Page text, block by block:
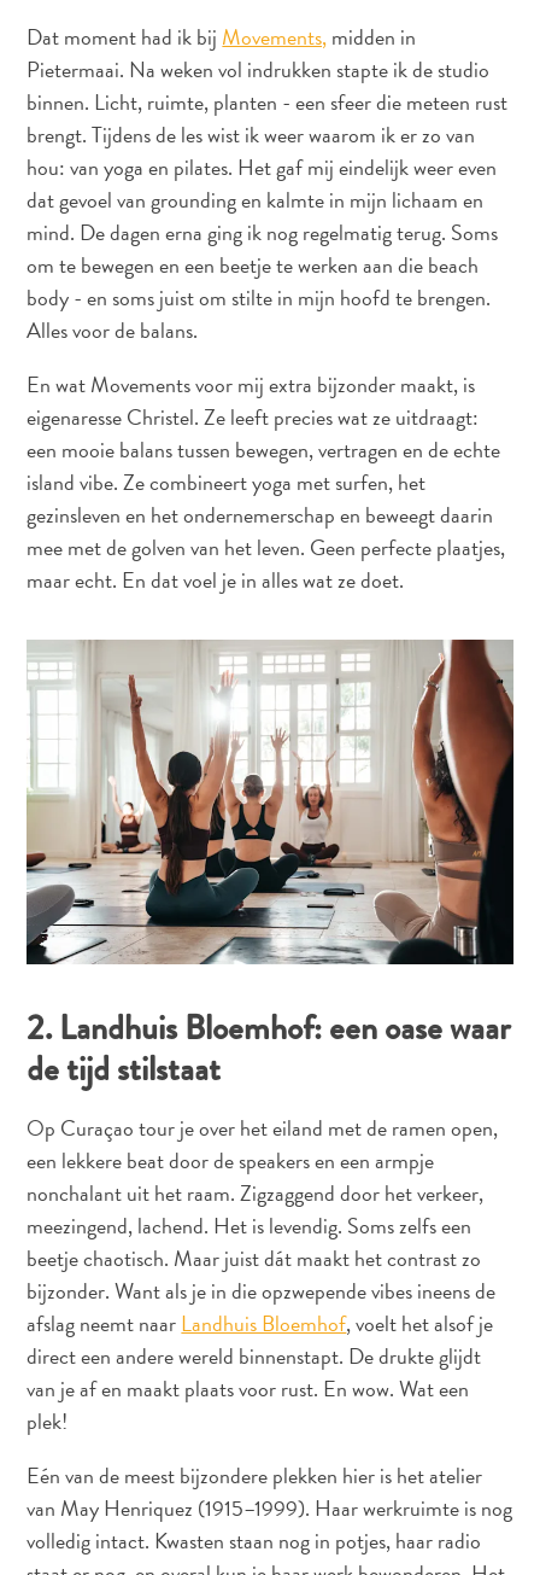
Waarom
Curacao?
Cruise
Naar
Curaçao
Curaçao
Apps
Reisplannen
Evenementen
Romantiek
&
Bruiloften
Vergaderingen
&
Conferenties
Reizen
naar
vervoer
Curaçaose
cultuur
Foto's
The
Blue
Wave
Blogs
Nieuwste
Activiteiten
Duiken
Kindvriendelijk
Kultuur
&
Plan
Je
Trip
Dat moment had ik bij Movements,midden in
Pietermaai. Na weken vol indrukken stapte ik de studio
binnen. Licht, ruimte, planten - een sfeer die meteen rust
brengt. Tijdens de les wist ik weer waarom ik er zo van
hou: van yoga en pilates. Het gaf mij eindelijk weer even
dat gevoel van grounding en kalmte in mijn lichaam en
mind. De dagen erna ging ik nog regelmatig terug. Soms
om te bewegen en een beetje te werken aan die beach
body - en soms juist om stilte in mijn hoofd te brengen.
Alles voor de balans.
En wat Movements voor mij extra bijzonder maakt, is
eigenaresse Christel. Ze leeft precies wat ze uitdraagt:
een mooie balans tussen bewegen, vertragen en de echte
island vibe. Ze combineert yoga met surfen, het
gezinsleven en het ondernemerschap en beweegt daarin
mee met de golven van het leven. Geen perfecte plaatjes,
maar echt. En dat voel je in alles wat ze doet.
2. Landhuis Bloemhof: een oase waar
de tijd stilstaat
Op Curaçao tour je over het eiland met de ramen open,
een lekkere beat door de speakers en een armpje
nonchalant uit het raam. Zigzaggend door het verkeer,
meezingend, lachend. Het is levendig. Soms zelfs een
beetje chaotisch. Maar juist dát maakt het contrast zo
bijzonder. Want als je in die opzwepende vibes ineens de
afslag neemt naarLandhuis Bloemhof, voelt het alsof je
direct een andere wereld binnenstapt. De drukte glijdt
van je af en maakt plaats voor rust. En wow. Wat een
plek!
Eén van de meest bijzondere plekken hier is het atelier
van May Henriquez (1915–1999). Haar werkruimte is nog
volledig intact. Kwasten staan nog in potjes, haar radio